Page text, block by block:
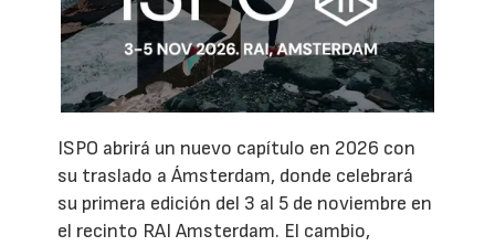
ISPO abrirá un nuevo capítulo en 2026 con
su traslado a Ámsterdam, donde celebrará
su primera edición del 3 al 5 de noviembre en
el recinto RAI Amsterdam. El cambio,